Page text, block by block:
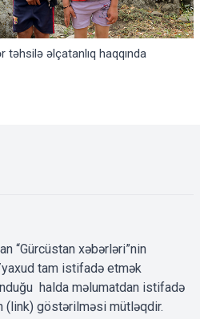
əlçatanlıq haqqında
“Gürcüstan xəbərləri”nin
tam istifadə etmək
halda məlumatdan istifadə
(link) göstərilməsi mütləqdir.